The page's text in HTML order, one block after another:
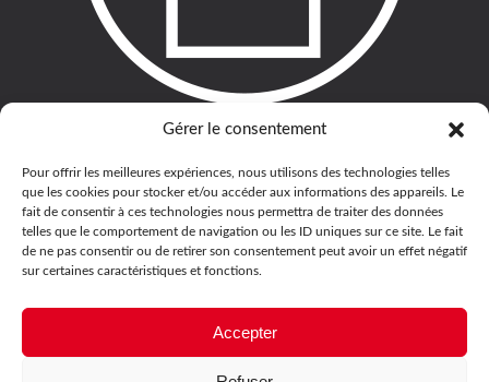
Gérer le consentement
Pour offrir les meilleures expériences, nous utilisons des technologies telles
que les cookies pour stocker et/ou accéder aux informations des appareils. Le
fait de consentir à ces technologies nous permettra de traiter des données
telles que le comportement de navigation ou les ID uniques sur ce site. Le fait
de ne pas consentir ou de retirer son consentement peut avoir un effet négatif
sur certaines caractéristiques et fonctions.
Accepter